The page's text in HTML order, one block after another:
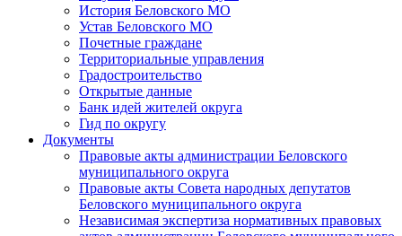
История Беловского МО
Устав Беловского МО
Почетные граждане
Территориальные управления
Градостроительство
Открытые данные
Банк идей жителей округа
Гид по округу
Документы
Правовые акты администрации Беловского
муниципального округа
Правовые акты Совета народных депутатов
Беловского муниципального округа
Независимая экспертиза нормативных правовых